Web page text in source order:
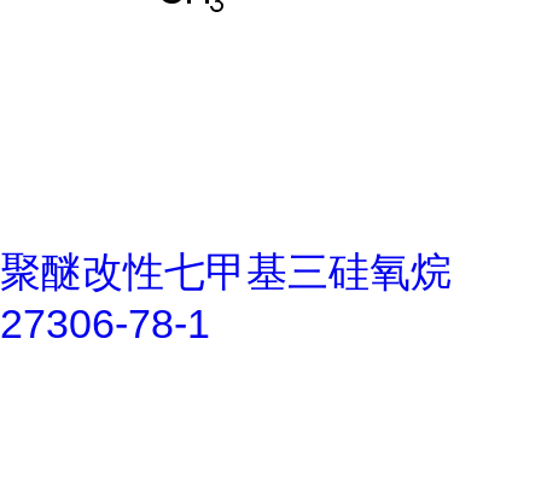
聚醚改性七甲基三硅氧烷
27306-78-1